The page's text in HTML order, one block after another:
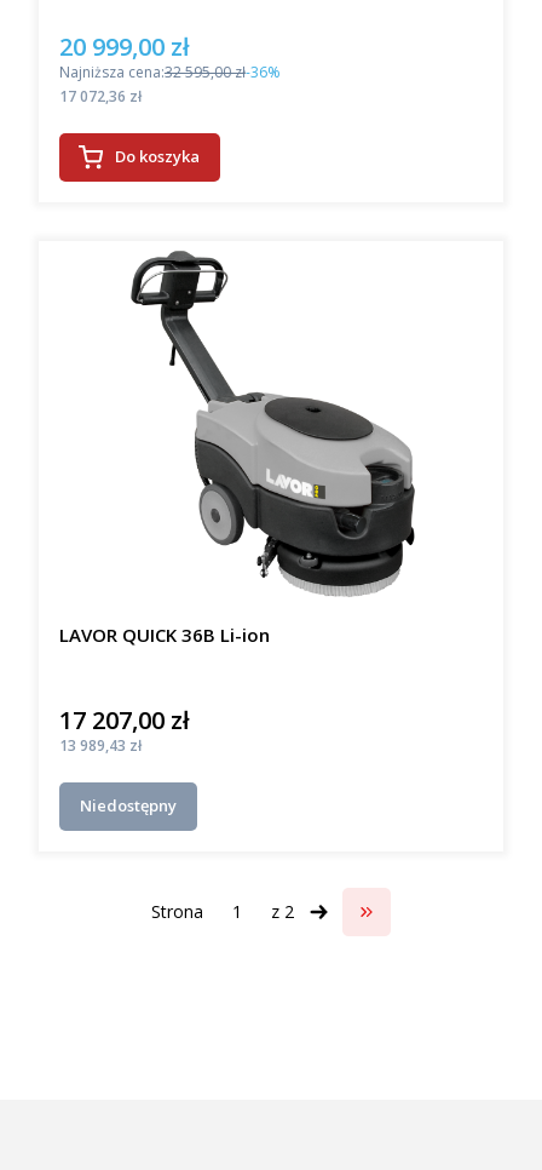
Cena promocyjna
20 999,00 zł
Najniższa cena:32 595,00 zł-36%
Cena
17 072,36 zł
Do koszyka
LAVOR QUICK 36B Li-ion
Cena
17 207,00 zł
Cena
13 989,43 zł
Niedostępny
Strona z 2 Przejdź do ostatniej